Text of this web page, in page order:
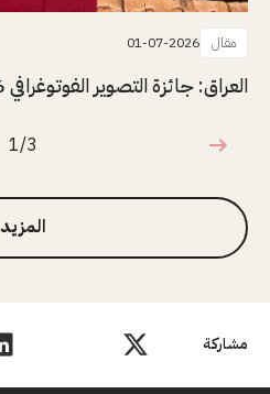
مشاركة
مقال 01-07-2026
العراق: جائزة التصوير الفوتوغرافي 2026
1 من 3
1/3
المزيد